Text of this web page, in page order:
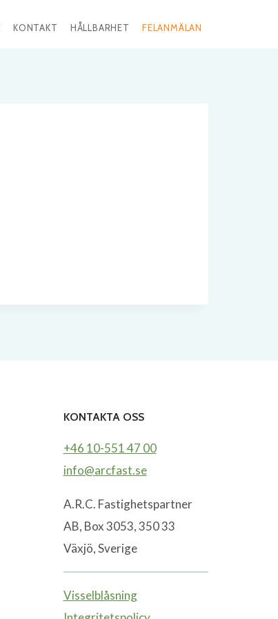
KONTAKT HÅLLBARHET FELANMÄLAN
KONTAKTA OSS
+46 10-551 47 00
info@arcfast.se
A.R.C. Fastighetspartner
AB, Box 3053, 350 33
Växjö, Sverige
Visselblåsning